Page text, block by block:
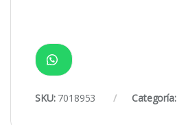
SKU: 7018953 Categoría: